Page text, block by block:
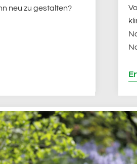
neu zu gestalten?